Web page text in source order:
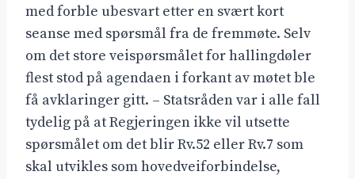
med forble ubesvart etter en svært kort
seanse med spørsmål fra de fremmøte. Selv
om det store veispørsmålet for hallingdøler
flest stod på agendaen i forkant av møtet ble
få avklaringer gitt. – Statsråden var i alle fall
tydelig på at Regjeringen ikke vil utsette
spørsmålet om det blir Rv.52 eller Rv.7 som
skal utvikles som hovedveiforbindelse,